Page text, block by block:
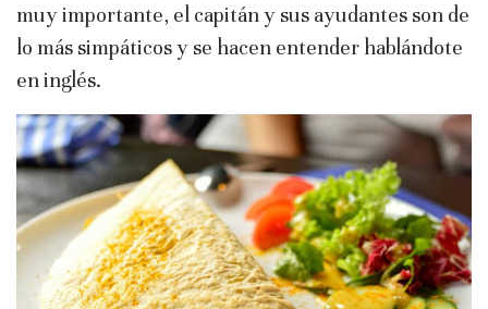
muy importante, el capitán y sus ayudantes son de
lo más simpáticos y se hacen entender hablándote
en inglés.